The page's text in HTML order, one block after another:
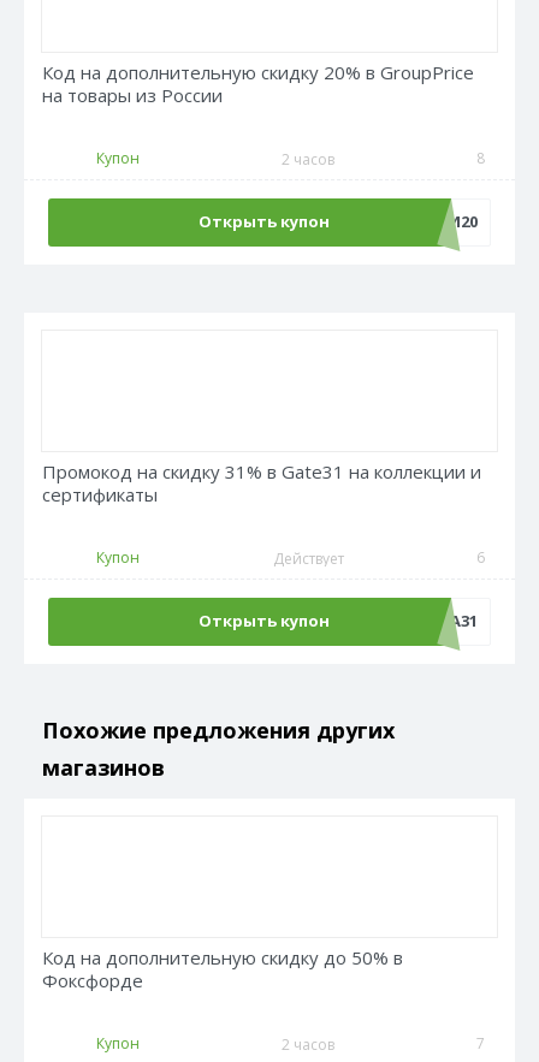
Код на дополнительную скидку 20% в GroupPrice
на товары из России
Купон 2 часов 8
Открыть купон ХОББИ20
Промокод на скидку 31% в Gate31 на коллекции и
сертификаты
Купон Действует 6
Открыть купон НАДЕЖДА31
Похожие предложения других
магазинов
Код на дополнительную скидку до 50% в
Фоксфорде
Купон 2 часов 7